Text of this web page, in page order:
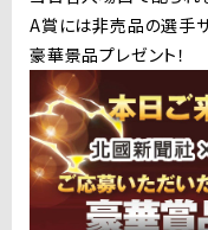
A賞には非売品の選手
豪華景品プレゼント！